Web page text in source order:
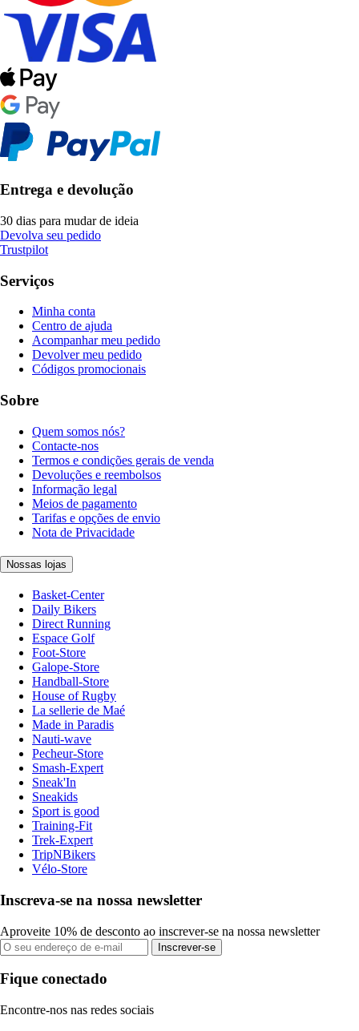
Entrega e devolução
30 dias para mudar de ideia
Devolva seu pedido
Trustpilot
Serviços
Minha conta
Centro de ajuda
Acompanhar meu pedido
Devolver meu pedido
Códigos promocionais
Sobre
Quem somos nós?
Contacte-nos
Termos e condições gerais de venda
Devoluções e reembolsos
Informação legal
Meios de pagamento
Tarifas e opções de envio
Nota de Privacidade
Nossas lojas
Basket-Center
Daily Bikers
Direct Running
Espace Golf
Foot-Store
Galope-Store
Handball-Store
House of Rugby
La sellerie de Maé
Made in Paradis
Nauti-wave
Pecheur-Store
Smash-Expert
Sneak'In
Sneakids
Sport is good
Training-Fit
Trek-Expert
TripNBikers
Vélo-Store
Inscreva-se na nossa newsletter
Aproveite 10% de desconto ao inscrever-se na nossa newsletter
Inscrever-se
Fique conectado
Encontre-nos nas redes sociais